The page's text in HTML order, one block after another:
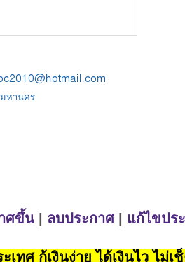
มหานคร
ศขึ้น ลบประกาศ| แก้ไขปร
ทศ กู้เงินง่าย ได้เงินไว ไม่เ